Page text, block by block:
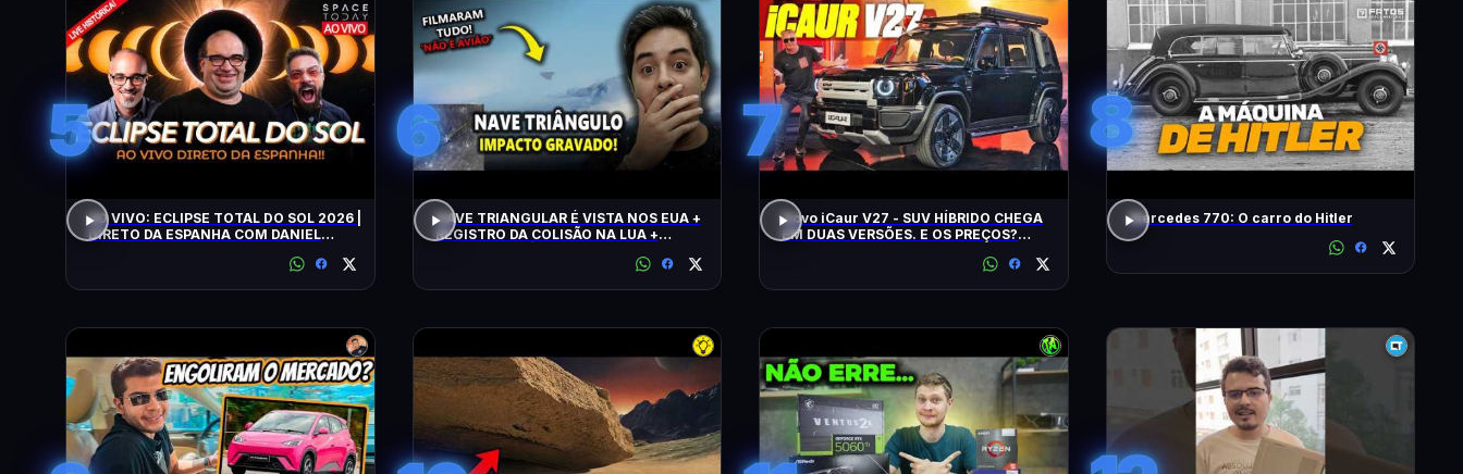
5
AO VIVO: ECLIPSE TOTAL DO SOL 2026 |
DIRETO DA ESPANHA COM DANIEL
6
NAVE TRIANGULAR É VISTA NOS EUA +
REGISTRO DA COLISÃO NA LUA +
7
Novo iCaur V27 - SUV HÍBRIDO CHEGA
EM DUAS VERSÕES. E OS PREÇOS?
8
Mercedes 770: O carro do Hitler